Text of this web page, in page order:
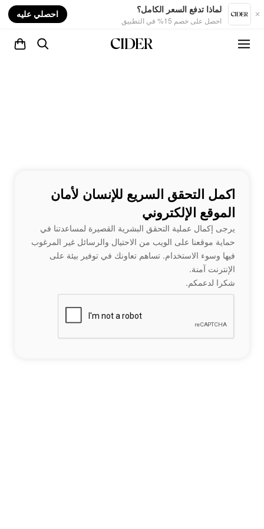
لماذا تدفع السعر الكامل؟
احصل على خصم 15% في التطبيق
احصلي عليه
اكمل التحقق السريع للإنسان لأمان
الموقع الإلكتروني
يرجى إكمال عملية التحقق البشرية القصيرة لمساعدتنا في
حماية موقعنا على الويب من الاحتيال والرسائل غير المرغوب
فيها وسوء الاستخدام. تساهم تعاونك في توفير بيئة على
الإنترنت آمنة.
شكرا لدعمكم.